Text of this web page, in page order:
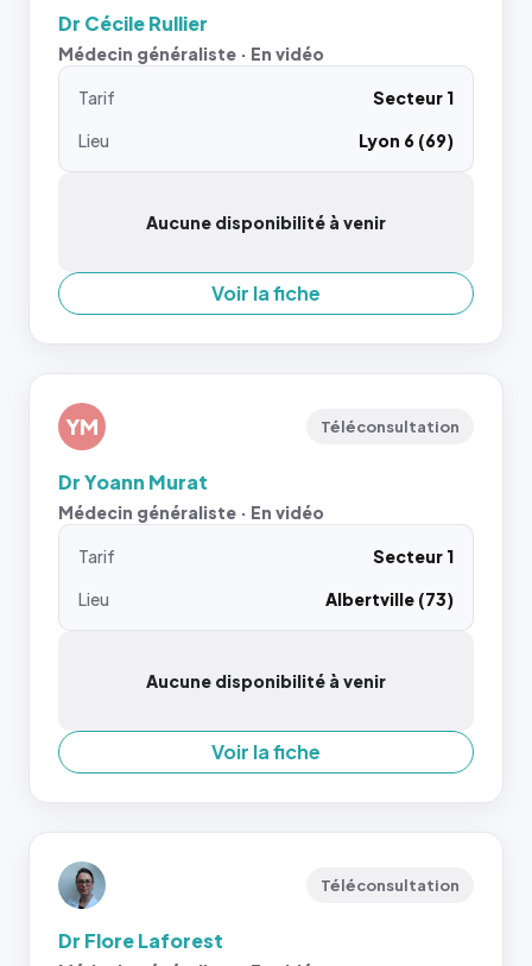
Dr Cécile Rullier
Médecin généraliste · En vidéo
Tarif
Secteur 1
Lieu
Lyon 6 (69)
Aucune disponibilité à venir
Voir la fiche
YM Téléconsultation
Dr Yoann Murat
Médecin généraliste · En vidéo
Tarif
Secteur 1
Lieu
Albertville (73)
Aucune disponibilité à venir
Voir la fiche
Téléconsultation
Dr Flore Laforest